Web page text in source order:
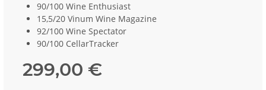
90/100 Wine Enthusiast
15,5/20 Vinum Wine Magazine
92/100 Wine Spectator
90/100 CellarTracker
299,00 €